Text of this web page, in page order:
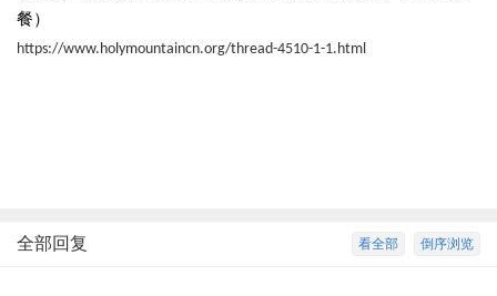
餐）
https://www.holymountaincn.org/thread-4510-1-1.html
倒序浏览
看全部
全部回复